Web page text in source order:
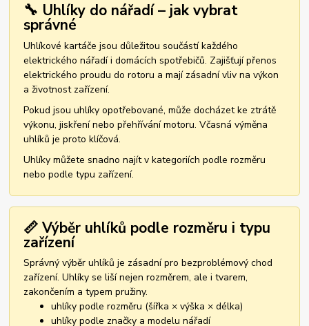
🔧 Uhlíky do nářadí – jak vybrat
správné
Uhlíkové kartáče jsou důležitou součástí každého
elektrického nářadí i domácích spotřebičů. Zajišťují přenos
elektrického proudu do rotoru a mají zásadní vliv na výkon
a životnost zařízení.
Pokud jsou uhlíky opotřebované, může docházet ke ztrátě
výkonu, jiskření nebo přehřívání motoru. Včasná výměna
uhlíků je proto klíčová.
Uhlíky můžete snadno najít v kategoriích podle rozměru
nebo podle typu zařízení.
📏 Výběr uhlíků podle rozměru i typu
zařízení
Správný výběr uhlíků je zásadní pro bezproblémový chod
zařízení. Uhlíky se liší nejen rozměrem, ale i tvarem,
zakončením a typem pružiny.
uhlíky podle rozměru (šířka × výška × délka)
uhlíky podle značky a modelu nářadí